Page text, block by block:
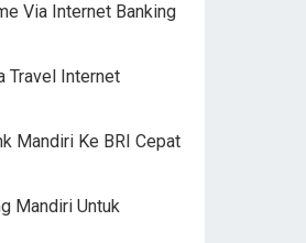
Via Internet Banking
Travel Internet
Mandiri Ke BRI Cepat
Mandiri Untuk